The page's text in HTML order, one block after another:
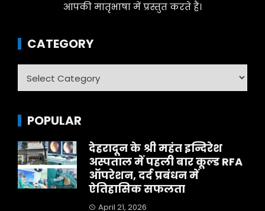
आपकी मातृभाषा में प्रस्तुत करते हैं।
CATEGORY
POPULAR
देहरादून के श्री महंत इन्दिरेश
अस्पताल में पहली बार कूल्ड RFA
ऑपरेशन, दर्द प्रबंधन में
ऐतिहासिक सफलता
April 21, 2026